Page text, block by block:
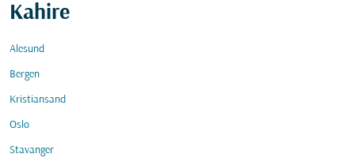
Kahire
Alesund
Bergen
Kristiansand
Oslo
Stavanger